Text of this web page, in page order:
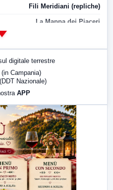
Fili Meridiani (repliche)
La Mappa dei Piaceri
LabNews (replica)
LabNews (replica)
digitale terrestre
(in Campania)
(DDT Nazionale)
APP